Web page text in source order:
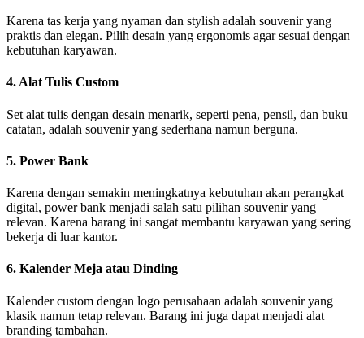
Karena tas kerja yang nyaman dan stylish adalah souvenir yang
praktis dan elegan. Pilih desain yang ergonomis agar sesuai dengan
kebutuhan karyawan.
4. Alat Tulis Custom
Set alat tulis dengan desain menarik, seperti pena, pensil, dan buku
catatan, adalah souvenir yang sederhana namun berguna.
5. Power Bank
Karena dengan semakin meningkatnya kebutuhan akan perangkat
digital, power bank menjadi salah satu pilihan souvenir yang
relevan. Karena barang ini sangat membantu karyawan yang sering
bekerja di luar kantor.
6. Kalender Meja atau Dinding
Kalender custom dengan logo perusahaan adalah souvenir yang
klasik namun tetap relevan. Barang ini juga dapat menjadi alat
branding tambahan.